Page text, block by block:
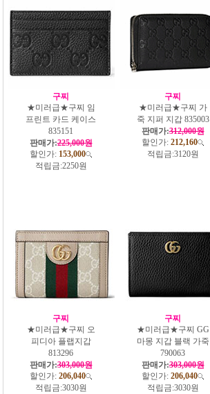
구찌
★미러급★구찌 임
프린트 카드 케이스
‎835151
판매가:225,000원
할인가: 153,000
적립금:2250원
구찌
★미러급★구찌 가
죽 지퍼 지갑 835003
판매가:312,000원
할인가: 212,160
적립금:3120원
구찌
★미러급★구찌 오
피디아 플랩지갑
813296
판매가:303,000원
할인가: 206,040
적립금:3030원
구찌
★미러급★구찌 GG
마몽 지갑 블랙 가죽
790063
판매가:303,000원
할인가: 206,040
적립금:3030원